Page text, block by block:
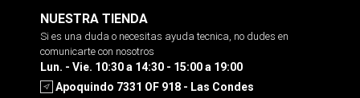
NUESTRA TIENDA
Si es una duda o necesitas ayuda tecnica, no dudes en
comunicarte con nosotros
Lun. - Vie. 10:30 a 14:30 - 15:00 a 19:00
Apoquindo 7331 OF 918 - Las Condes